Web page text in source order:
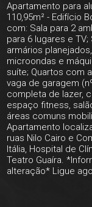
Apartamento para
110,95m² - Edifício
com: Sala para 2
para 6 lugares e
armários
microondas e
suíte; Quartos com
vaga de garagem
completa de lazer,
espaço fitness,
áreas comuns
Apartamento
ruas Nilo Cairo e
Itália, Hospital de
Teatro Guaíra.
alteração* Ligue